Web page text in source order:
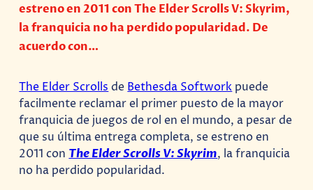
estreno en 2011 con The Elder Scrolls V: Skyrim,
la franquicia no ha perdido popularidad. De
acuerdo con…
The Elder Scrolls de Bethesda Softwork puede
facilmente reclamar el primer puesto de la mayor
franquicia de juegos de rol en el mundo, a pesar de
que su última entrega completa, se estreno en
2011 con The Elder Scrolls V: Skyrim, la franquicia
no ha perdido popularidad.